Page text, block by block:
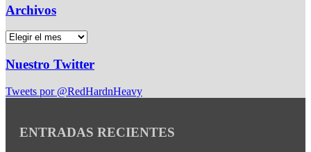
Archivos
Nuestro Twitter
Tweets por @RedHardnHeavy
ENTRADAS RECIENTES